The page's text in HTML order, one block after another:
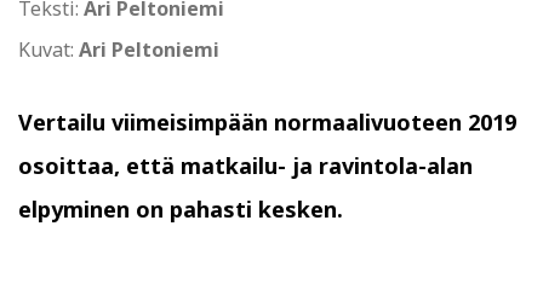
Teksti: Ari Peltoniemi
Kuvat: Ari Peltoniemi
Vertailu viimeisimpään normaalivuoteen 2019
osoittaa, että matkailu- ja ravintola-alan
elpyminen on pahasti kesken.